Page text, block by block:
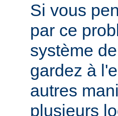
Si vous
par ce
système
gardez à
autres
plusieurs